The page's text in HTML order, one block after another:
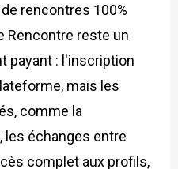
rencontres 100%
Rencontre reste un
payant : l'inscription
mais les
comme la
les échanges entre
complet aux profils,